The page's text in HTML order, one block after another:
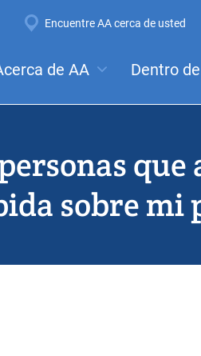
Super
Navigation
Encuentre AA cerca de usted
de AA Dentro
sobre mi